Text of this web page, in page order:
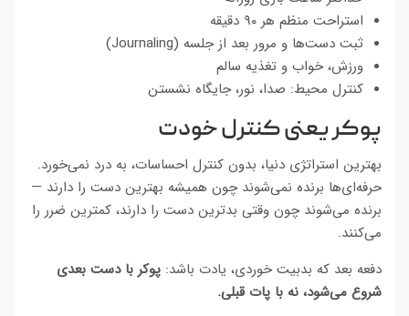
استراحت منظم هر ۹۰ دقیقه
ثبت دست‌ها و مرور بعد از جلسه (Journaling)
ورزش، خواب و تغذیه سالم
کنترل محیط: صدا، نور، جایگاه نشستن
پوکر یعنی کنترل خودت
بهترین استراتژی دنیا، بدون کنترل احساسات، به درد نمی‌خورد.
حرفه‌ای‌ها برنده نمی‌شوند چون همیشه بهترین دست را دارند —
برنده می‌شوند چون وقتی بدترین دست را دارند، کمترین ضرر را
می‌کنند.
دفعه بعد که بدبیت خوردی، یادت باشد: پوکر با دست بعدی
شروع می‌شود، نه با پات قبلی.